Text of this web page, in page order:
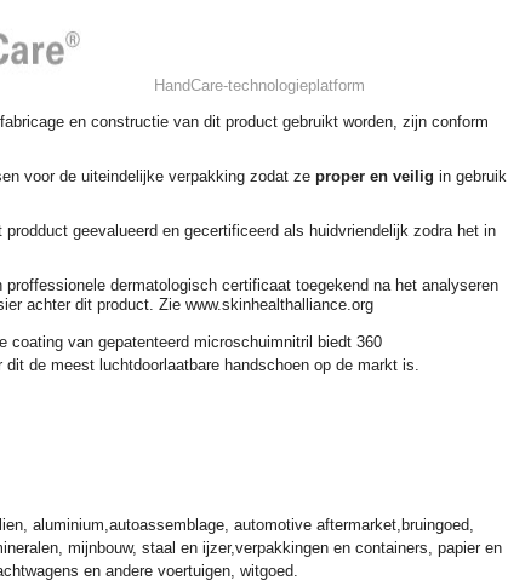
HandCare-technologieplatform
en constructie van dit product gebruikt worden, zijn conform
voor de uiteindelijke verpakking zodat ze proper en veilig in gebruik
prodduct geevalueerd en gecertificeerd als huidvriendelijk zodra het in
proffessionele dermatologisch certificaat toegekend na het analyseren
achter dit product. Zie www.skinhealthalliance.org
coating van gepatenteerd microschuimnitril biedt 360
dit de meest luchtdoorlaatbare handschoen op de markt is.
aluminium,autoassemblage, automotive aftermarket,bruingoed,
mijnbouw, staal en ijzer,verpakkingen en containers, papier en
en andere voertuigen, witgoed.